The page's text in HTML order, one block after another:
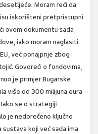
Moram reći da
iskorišteni pretpristupni
ovom dokumentu sada
iako moram naglasiti
već ponajprije zbog
Govoreći o fondovima,
je primjer Bugarske
više od 300 milijuna eura
se o strategiji
je nedorečeno ključno
koji već sada ima